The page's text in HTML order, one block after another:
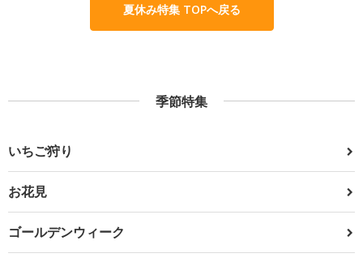
夏休み特集 TOPへ戻る
季節特集
いちご狩り
お花見
ゴールデンウィーク